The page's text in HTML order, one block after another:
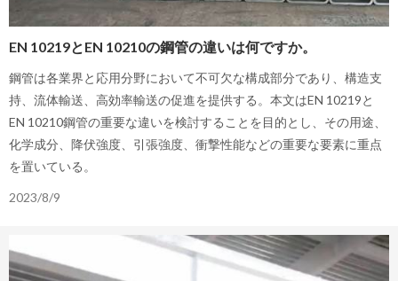
EN 10219とEN 10210の鋼管の違いは何ですか。
鋼管は各業界と応用分野において不可欠な構成部分であり、構造支
持、流体輸送、高効率輸送の促進を提供する。本文はEN 10219と
EN 10210鋼管の重要な違いを検討することを目的とし、その用途、
化学成分、降伏強度、引張強度、衝撃性能などの重要な要素に重点
を置いている。
2023/8/9